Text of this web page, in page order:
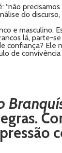
“não
do
e masculino.
lá, parte-
confiança? Ele
de